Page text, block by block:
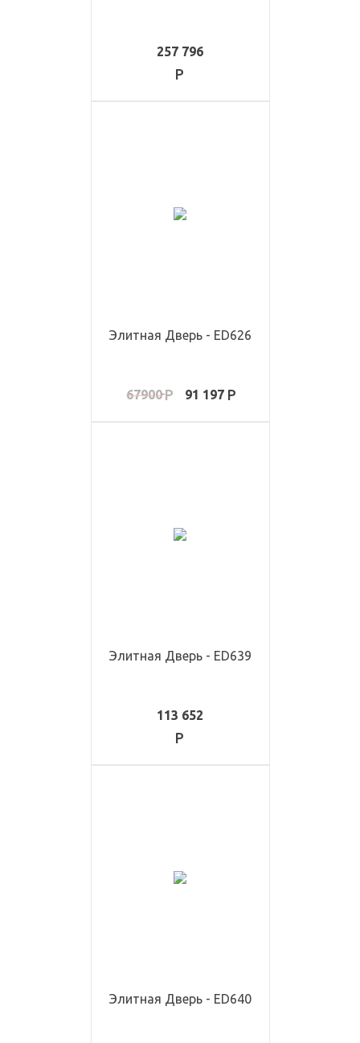
257 796
Элитная Дверь - ED626
67900 91 197
Элитная Дверь - ED639
113 652
Элитная Дверь - ED640